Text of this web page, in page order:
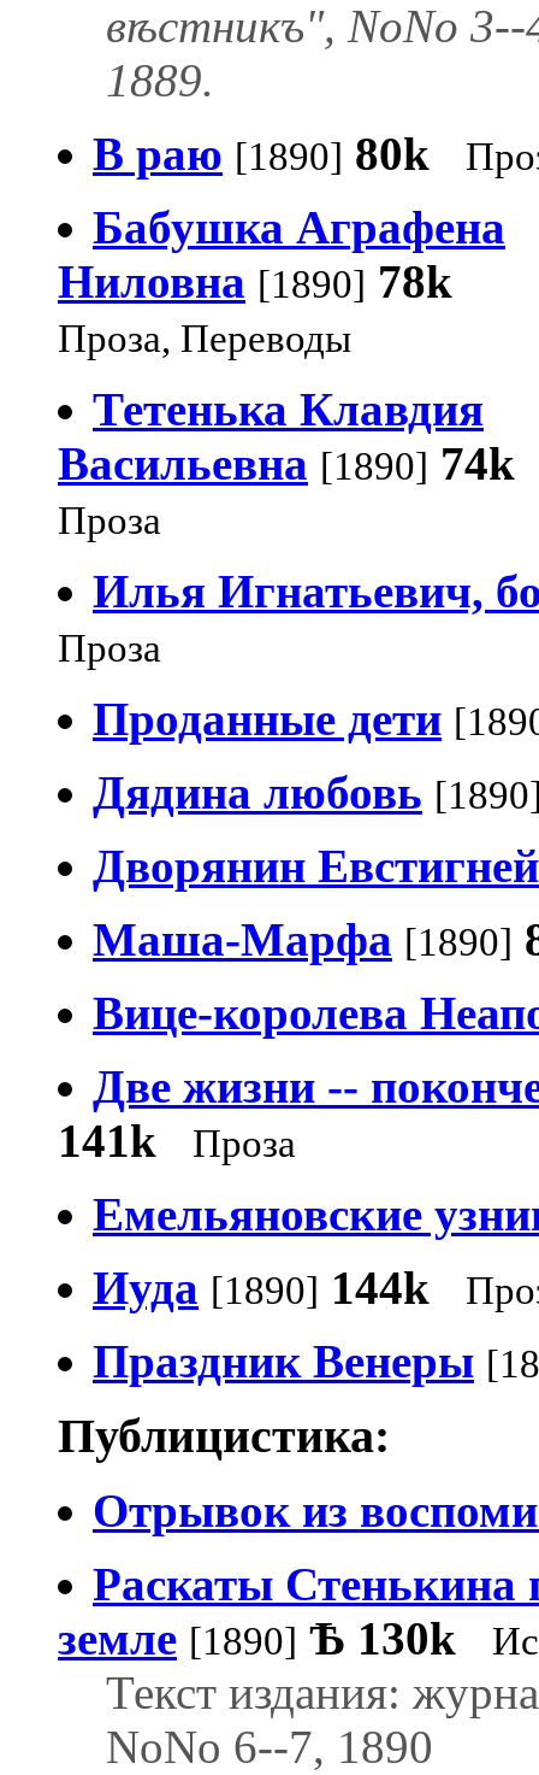
вѣстникъ", NoNo 3--
1889.
В раю [1890] 80k
Бабушка Аграфена
Ниловна [1890] 78k
Проза, Переводы
Тетенька Клавдия
Васильевна [1890] 74k
Проза
Илья Игнатьевич,
Проза
Проданные дети
Дядина любовь
Дворянин
Маша-Марфа [1890]
Вице-королева
Две жизни --
141k
Проза
Емельяновские
Иуда [1890] 144k
Праздник Венеры
Публицистика:
Отрывок из
Раскаты Стенькина
земле [1890] Ѣ 130k
Текст издания:
NoNo 6--7, 1890